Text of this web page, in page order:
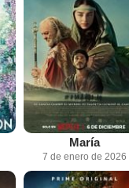
María
7 de enero de 2026